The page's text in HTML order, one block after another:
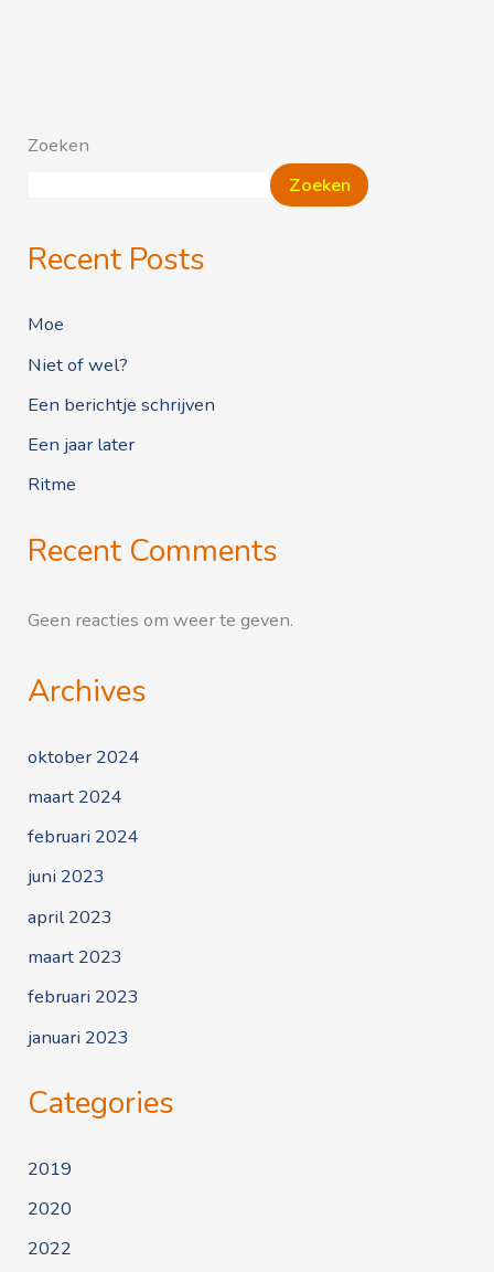
Zoeken
Zoeken
Recent Posts
Moe
Niet of wel?
Een berichtje schrijven
Een jaar later
Ritme
Recent Comments
Geen reacties om weer te geven.
Archives
oktober 2024
maart 2024
februari 2024
juni 2023
april 2023
maart 2023
februari 2023
januari 2023
Categories
2019
2020
2022